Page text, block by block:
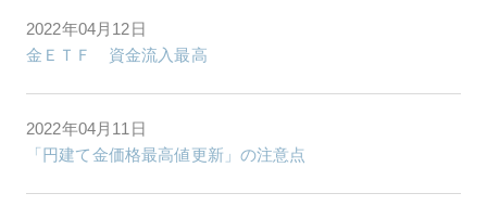
2022年04月12日
金ＥＴＦ 資金流入最高
2022年04月11日
「円建て金価格最高値更新」の注意点